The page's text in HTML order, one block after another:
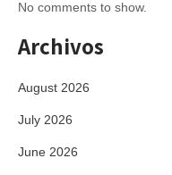
No comments to show.
Archivos
August 2026
July 2026
June 2026